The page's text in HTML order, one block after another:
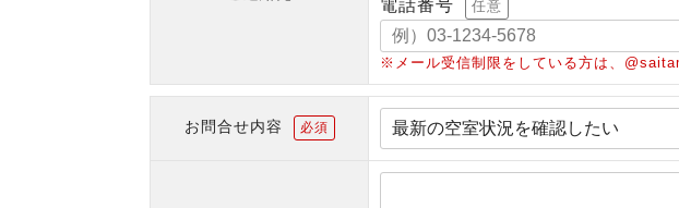
電話番号 任意
※メール受信制限をしている方は、
お問合せ内容 必須